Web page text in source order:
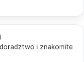
i znakomite